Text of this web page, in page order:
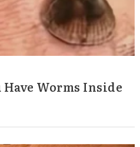
Worms Inside